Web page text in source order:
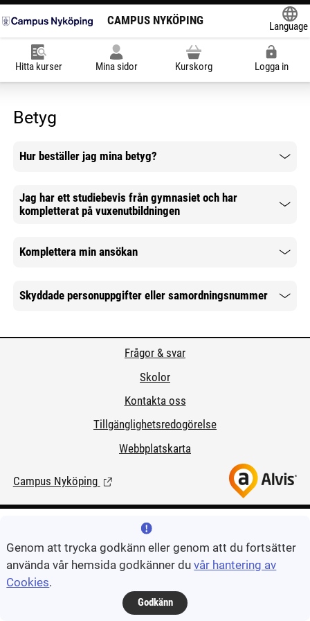
CAMPUS NYKÖPING
Language
Hitta kurser Mina sidor Kurskorg Logga in
Betyg
Hur beställer jag mina betyg?
Mer information
Jag har ett studiebevis från gymnasiet och har
kompletterat på vuxenutbildningen
Mer information
Komplettera min ansökan
Mer information
Skyddade personuppgifter eller samordningsnummer
Mer information
Frågor & svar
Skolor
Kontakta oss
Tillgänglighetsredogörelse
Webbplatskarta
Campus Nyköping (Länk till extern sida.)
Genom att trycka godkänn eller genom att du fortsätter
använda vår hemsida godkänner duvår hantering av
Cookies.
Godkänn